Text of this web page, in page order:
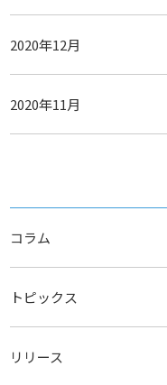
2020年12月
2020年11月
コラム
トピックス
リリース